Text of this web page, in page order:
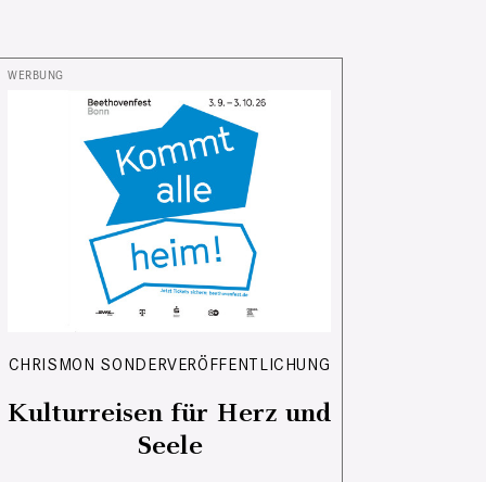
CHRISMON SONDERVERÖFFENTLICHUNG
Kulturreisen für Herz und
Seele